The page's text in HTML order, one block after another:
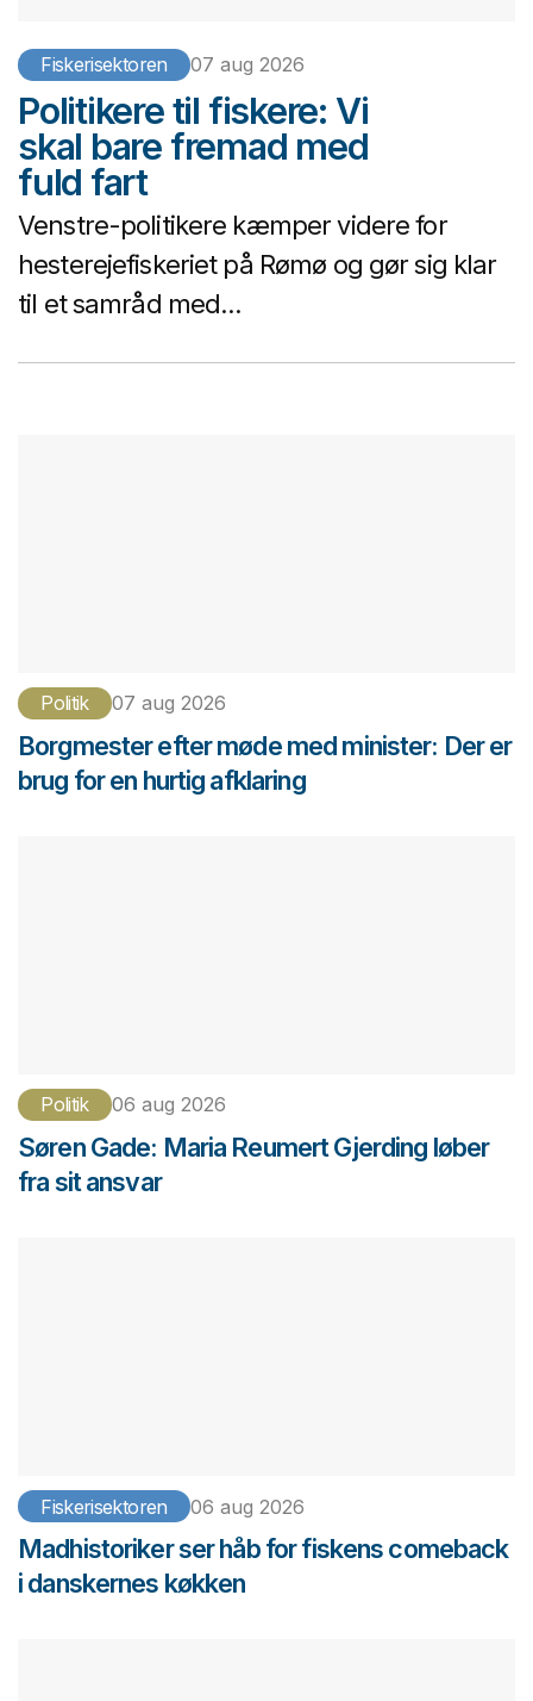
Fiskerisektoren 07 aug 2026
Politikere til fiskere: Vi
skal bare fremad med
fuld fart
Venstre-politikere kæmper videre for
hesterejefiskeriet på Rømø og gør sig klar
til et samråd med...
Politik 07 aug 2026
Borgmester efter møde med minister: Der er
brug for en hurtig afklaring
Politik 06 aug 2026
Søren Gade: Maria Reumert Gjerding løber
fra sit ansvar
Fiskerisektoren 06 aug 2026
Madhistoriker ser håb for fiskens comeback
i danskernes køkken